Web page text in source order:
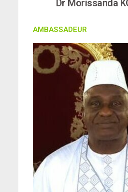
Dr Morissanda
AMBASSADEUR